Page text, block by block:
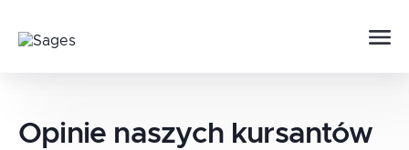
Opinie naszych kursantów